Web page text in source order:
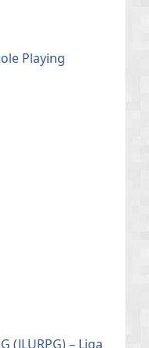
Playing
(JLURPG) – Liga